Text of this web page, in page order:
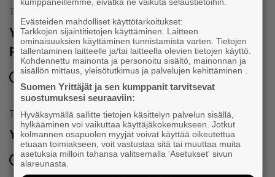
Tapahtuma
Yrittäjän päivän juhlat 5.9. | Tampereen
Raatihuone ja Komediateatterin Palatsi
5.9.2026 klo 17:00 – 6.9.2026 klo 00:00
Tapahtuma
Yrittäjäaamu Tampereella
22.10.2026 klo 08:30 – 10:00
Evästeiden mahdolliset käyttötarkoitukset:
Tarkkojen sijaintitietojen käyttäminen. Laitteen
ominaisuuksien käyttäminen tunnistamista varten. Tietojen
tallentaminen laitteelle ja/tai laitteella olevien tietojen käyttö.
Kohdennettu mainonta ja personoitu sisältö, mainonnan ja
sisällön mittaus, yleisötutkimus ja palvelujen kehittäminen .
Suomen Yrittäjät ja sen kumppanit tarvitsevat
suostumuksesi seuraaviin:
Hyväksymällä sallitte tietojen käsittelyn palvelun sisällä,
hylkääminen voi vaikuttaa käyttäjäkokemukseen. Jotkut
kolmannen osapuolen myyjät voivat käyttää oikeutettua
etuaan toimiakseen, voit vastustaa sitä tai muuttaa muita
asetuksia milloin tahansa valitsemalla 'Asetukset' sivun
alareunasta.